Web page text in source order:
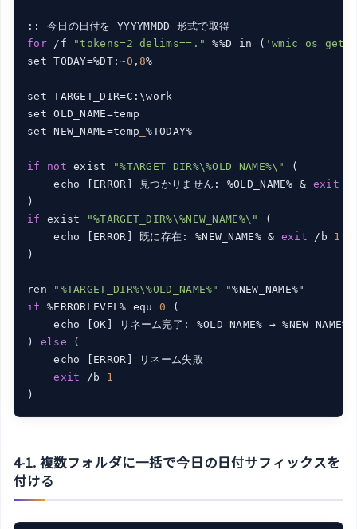
for /f "tokens=2 delims==." %%D in ( 'wmic os get
set TODAY=%DT:~0 ,8%
set TARGET_DIR=C:\work
set OLD_NAME=temp
set NEW_NAME=temp _%TODAY%
if not exist "%TARGET_DIR%\%OLD_NAME%\"
(
    echo [ERROR] 見つかりません: %OLD_NAME% &
exit
if
exist "%TARGET_DIR%\%NEW_NAME%\"
(
    echo [ERROR] 既に存在: %NEW_NAME% &
exit /b 1
)
ren "%TARGET_DIR%\%OLD_NAME%" "
if
%ERRORLEVEL% equ 0 (
    echo [OK] リネーム完了: %OLD_NAME% → %NEW_NAME%
) else (
    echo [ERROR] リネーム失敗
exit /b 1
4-1. 複数フォルダに一括で今日の日付サフィックスを
付ける